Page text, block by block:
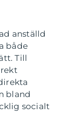
anställd
både
Till
bland
socialt